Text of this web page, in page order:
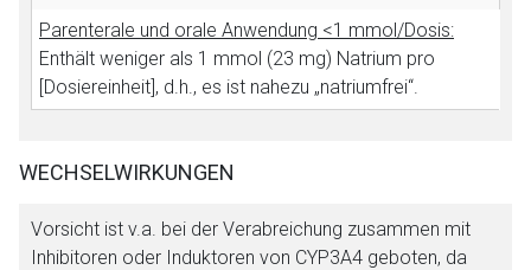
Parenterale und orale Anwendung <1 mmol/Dosis:
Enthält weniger als 1 mmol (23 mg) Natrium pro
[Dosiereinheit], d.h., es ist nahezu „natriumfrei“.
WECHSELWIRKUNGEN
Vorsicht ist v.a. bei der Verabreichung zusammen mit
Inhibitoren oder Induktoren von CYP3A4 geboten, da